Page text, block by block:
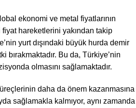
ekonomi ve metal fiyatlarının
hareketlerini yakından takip
yurt dışındaki büyük hurda demir
Bu da, Türkiye’nin
olmasını sağlamaktadır.
daha da önem kazanmasına
sağlamakla kalmıyor, aynı zamanda